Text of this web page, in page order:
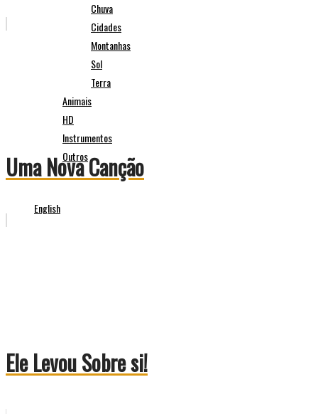
Chuva
Cidades
Montanhas
Sol
Terra
Animais
HD
Instrumentos
Outros
English
Uma Nova Canção
Ele Levou Sobre si!